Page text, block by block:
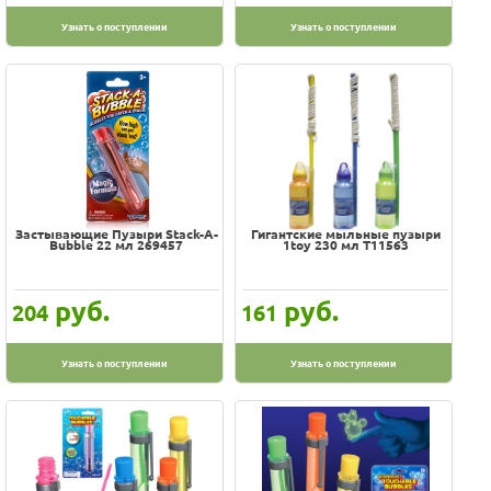
Юнландия
Узнать о поступлении Узнать о поступлении
Застывающие Пузыри Stack-A-
Bubble 22 мл 269457
204 руб.
Узнать о поступлении
Гигантские мыльные пузыри
1toy 230 мл Т11563
161 руб.
Узнать о поступлении